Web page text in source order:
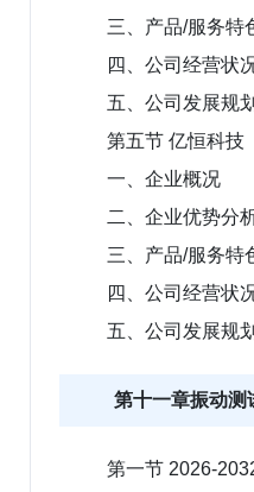
三、产品/服务特
四、公司经营状
五、公司发展规划
第五节 亿恒科技
一、企业概况
二、企业优势分
三、产品/服务特
四、公司经营状
五、公司发展规划
第十一章振动测
第一节 2026-